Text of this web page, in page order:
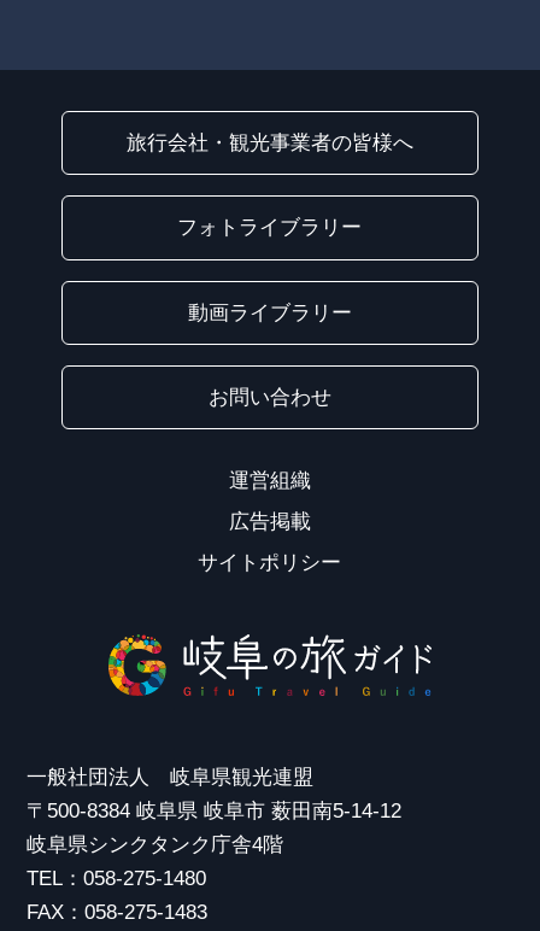
旅行会社・観光事業者の皆様へ
フォトライブラリー
動画ライブラリー
お問い合わせ
運営組織
広告掲載
サイトポリシー
一般社団法人 岐阜県観光連盟
〒500-8384 岐阜県 岐阜市 薮田南5-14-12
岐阜県シンクタンク庁舎4階
TEL：058-275-1480
FAX：058-275-1483